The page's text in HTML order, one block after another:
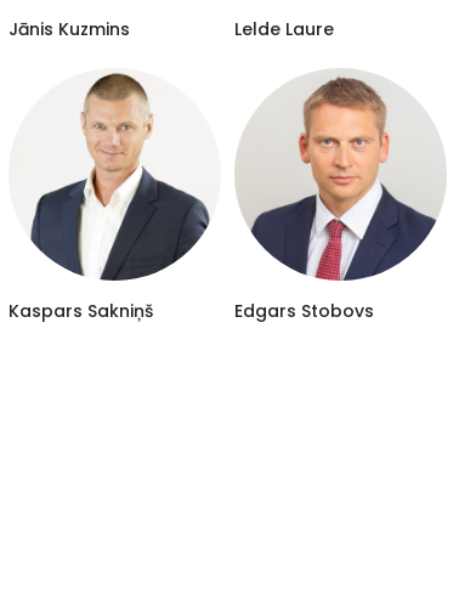
Jānis Kuzmins Lelde Laure
Kaspars Sakniņš Edgars Stobovs